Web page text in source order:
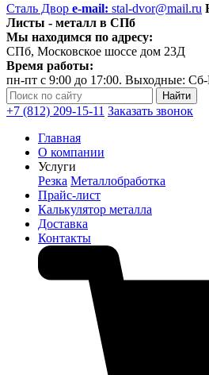
Сталь Двор e-mail: stal-dvor@mail.ru
Листы - металл в СПб
Мы находимся по адресу:
СПб, Московское шоссе дом 23Д
Время работы:
пн-пт с 9:00 до 17:00. Выходные:
+7 (812) 209-15-11 Заказать звонок
Главная
О компании
Услуги
Резка Металлобработка
Прайс-лист
Калькулятор металла
Доставка
Контакты